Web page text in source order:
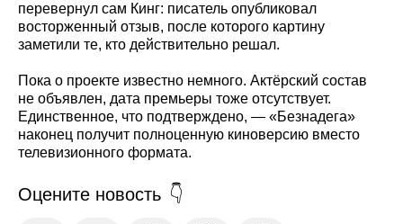
перевернул сам Кинг: писатель опубликовал
восторженный отзыв, после которого картину
заметили те, кто действительно решал.
Пока о проекте известно немного. Актёрский состав
не объявлен, дата премьеры тоже отсутствует.
Единственное, что подтверждено, — «Безнадега»
наконец получит полноценную киноверсию вместо
телевизионного формата.
Оцените новость